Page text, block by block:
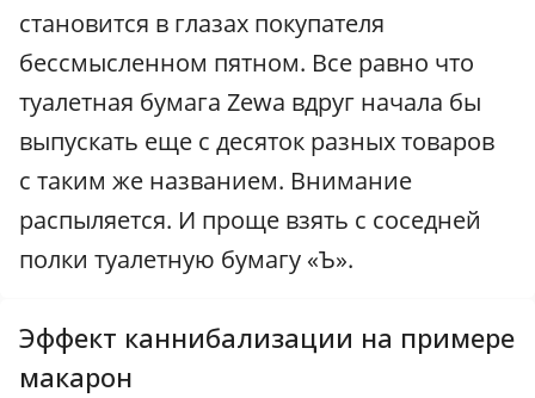
становится в глазах покупателя
бессмысленном пятном. Все равно что
туалетная бумага Zewa вдруг начала бы
выпускать еще с десяток разных товаров
с таким же названием. Внимание
распыляется. И проще взять с соседней
полки туалетную бумагу «Ъ».
Эффект каннибализации на примере
макарон